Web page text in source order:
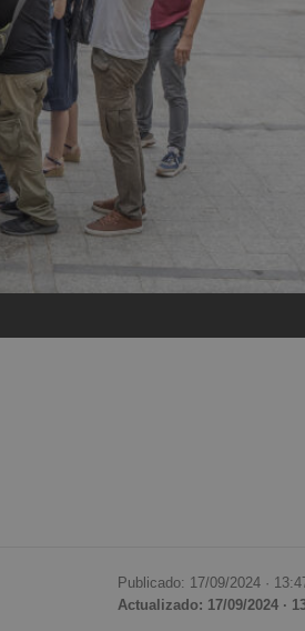
Publicado: 17/09/2024 ·
Actualizado: 17/09/2024 ·